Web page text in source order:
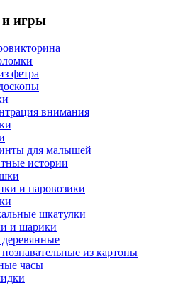
игры
фетра
внимания
для малышей
истории
и паровозики
шкатулки
и шарики
из картоны
часы